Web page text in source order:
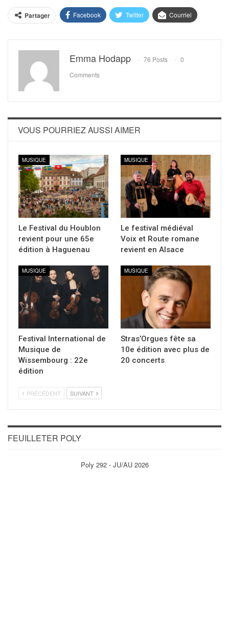
Partager Facebook Twitter Courriel
Emma Hodapp 76 Posts
0
Comments
VOUS POURRIEZ AUSSI AIMER
MUSIQUE
Le Festival du Houblon
revient pour une 65e
édition à Haguenau
MUSIQUE
Le festival médiéval
Voix et Route romane
revient en Alsace
MUSIQUE
Festival International de
Musique de
Wissembourg : 22e
édition
MUSIQUE
Stras’Orgues fête sa
10e édition avec plus de
20 concerts
PRÉCÉDENT SUIVANT
FEUILLETER POLY
Poly 292 - JU/AU 2026